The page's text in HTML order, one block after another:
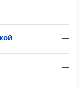
—
—
—